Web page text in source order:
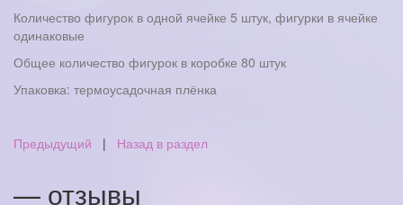
Количество фигурок в одной ячейке 5 штук, фигурки в ячейке
одинаковые
Общее количество фигурок в коробке 80 штук
Упаковка: термоусадочная плёнка
Предыдущий | Назад в раздел
— отзывы